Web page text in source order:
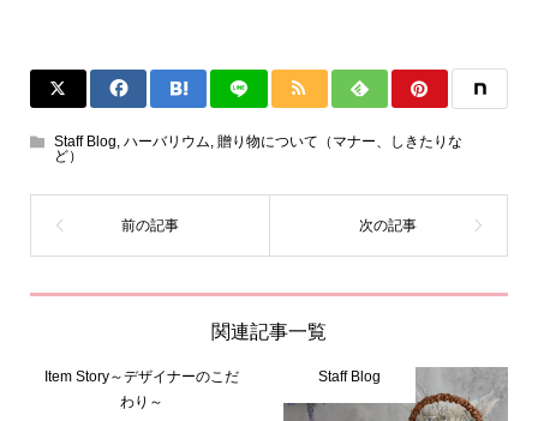
Staff Blog, ハーバリウム, 贈り物について（マナー、しきたりな
ど）
関連記事一覧
Item Story～デザイナーのこだ
わり～
Staff Blog